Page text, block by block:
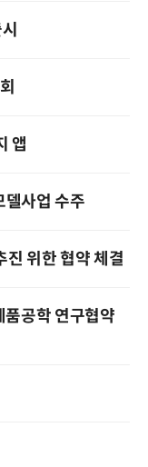
앱
델사업 수주
진 위한 협약 체결
공학 연구협약